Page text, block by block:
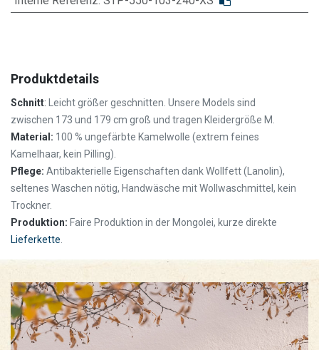
Produktdetails
Schnitt:
Leicht größer geschnitten. Unsere Models sind
zwischen 173 und 179 cm groß und tragen Kleidergröße M.
Material: 100 % ungefärbte Kamelwolle (extrem feines
Kamelhaar, kein Pilling).
Pflege: Antibakterielle Eigenschaften dank Wollfett (Lanolin),
seltenes Waschen nötig, Handwäsche mit Wollwaschmittel, kein
Trockner.
Produktion: Faire Produktion in der Mongolei, kurze direkte
Lieferkette